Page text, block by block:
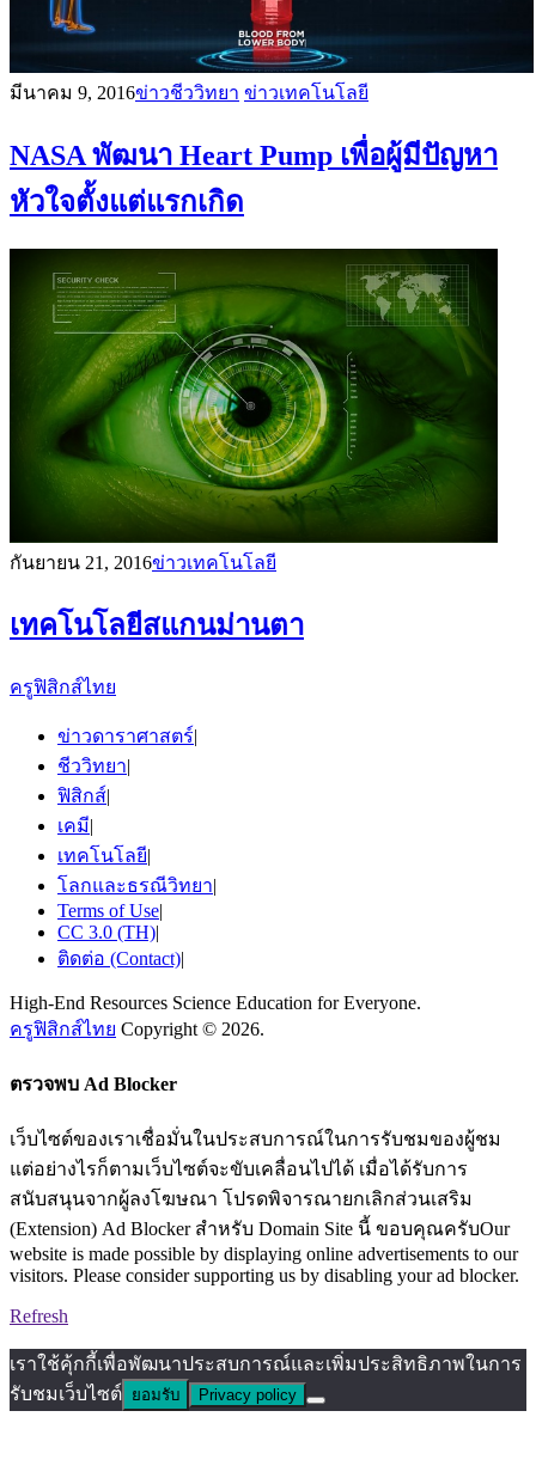
มีนาคม 9, 2016ข่าวชีววิทยา ข่าวเทคโนโลยี
NASA พัฒนา Heart Pump เพื่อผู้มีปัญหา
หัวใจตั้งแต่แรกเกิด
กันยายน 21, 2016ข่าวเทคโนโลยี
เทคโนโลยีสแกนม่านตา
ครูฟิสิกส์ไทย
ข่าวดาราศาสตร์|
ชีววิทยา|
ฟิสิกส์|
เคมี|
เทคโนโลยี|
โลกและธรณีวิทยา|
Terms of Use|
CC 3.0 (TH)|
ติดต่อ (Contact)|
High-End Resources Science Education for Everyone.
ครูฟิสิกส์ไทย Copyright © 2026.
ตรวจพบ Ad Blocker
เว็บไซต์ของเราเชื่อมั่นในประสบการณ์ในการรับชมของผู้ชม
แต่อย่างไรก็ตามเว็บไซต์จะขับเคลื่อนไปได้ เมื่อได้รับการ
สนับสนุนจากผู้ลงโฆษณา โปรดพิจารณายกเลิกส่วนเสริม
(Extension) Ad Blocker สำหรับ Domain Site นี้ ขอบคุณครับOur
website is made possible by displaying online advertisements to our
visitors. Please consider supporting us by disabling your ad blocker.
Refresh
เราใช้คุ้กกี้เพื่อพัฒนาประสบการณ์และเพิ่มประสิทธิภาพในการ
รับชมเว็บไซต์ ยอมรับ Privacy policy